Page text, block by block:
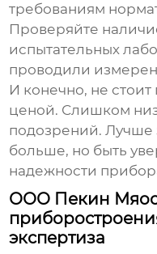
требованиям
Проверяйте
испытательных
проводили
И конечно, не стоит
ценой. Слишком
подозрений. Лучше
больше, но быть
надежности
ООО Пекин
экспертиза